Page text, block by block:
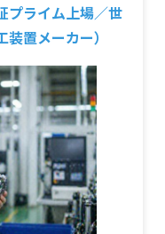
プライム上場／世
置メーカー）